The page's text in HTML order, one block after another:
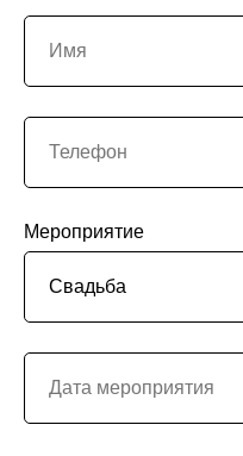
Мероприятие